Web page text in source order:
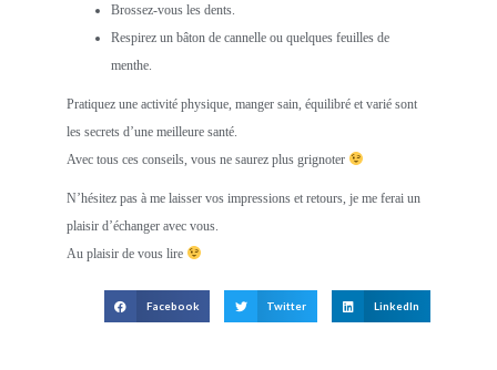
Brossez-vous les dents.
Respirez un bâton de cannelle ou quelques feuilles de
menthe.
Pratiquez une activité physique, manger sain, équilibré et varié sont
les secrets d’une meilleure santé.
Avec tous ces conseils, vous ne saurez plus grignoter
N’hésitez pas à me laisser vos impressions et retours, je me ferai un
plaisir d’échanger avec vous.
Au plaisir de vous lire
Facebook Twitter LinkedIn